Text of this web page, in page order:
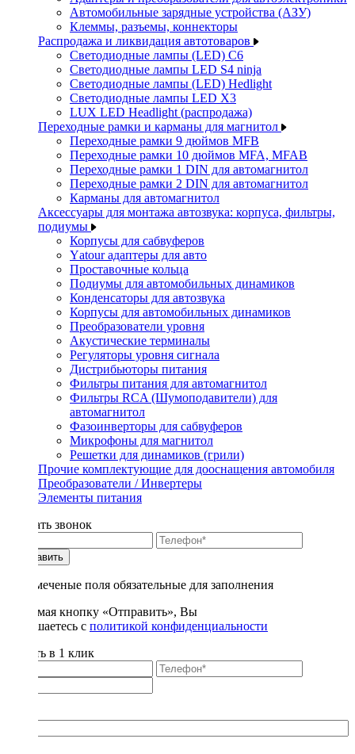
Автомобильные зарядные устройства (АЗУ)
Клеммы, разъемы, коннекторы
Распродажа и ликвидация автотоваров
Светодиодные лампы (LED) C6
Светодиодные лампы LED S4 ninja
Светодиодные лампы (LED) Hedlight
Светодиодные лампы LED X3
LUX LED Headlight (распродажа)
Переходные рамки и карманы для магнитол
Переходные рамки 9 дюймов MFB
Переходные рамки 10 дюймов MFA, MFAB
Переходные рамки 1 DIN для автомагнитол
Переходные рамки 2 DIN для автомагнитол
Карманы для автомагнитол
Аксессуары для монтажа автозвука: корпуса, фильтры,
подиумы
Корпусы для сабвуферов
Yаtour адаптеры для авто
Проставочные кольца
Подиумы для автомобильных динамиков
Конденсаторы для автозвука
Корпусы для автомобильных динамиков
Преобразователи уровня
Акустические терминалы
Регуляторы уровня сигнала
Дистрибьюторы питания
Фильтры питания для автомагнитол
Фильтры RCA (Шумоподавители) для
автомагнитол
Фазоинверторы для сабвуферов
Микрофоны для магнитол
Решетки для динамиков (грили)
Прочие комплектующие для дооснащения автомобиля
Преобразователи / Инвертеры
Элементы питания
Заказать звонок
Отправить
* - отмеченые поля обязательные для заполнения
Нажимая кнопку «Отправить», Вы
соглашаетесь с политикой конфиденциальности
Купить в 1 клик